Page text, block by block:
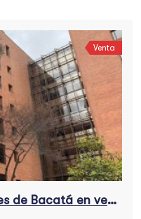
Venta
Apartamento Edificio Torres de Bacatá en venta